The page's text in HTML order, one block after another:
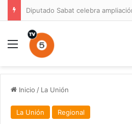
Menú
Inicio / La Unión
La Unión Regional